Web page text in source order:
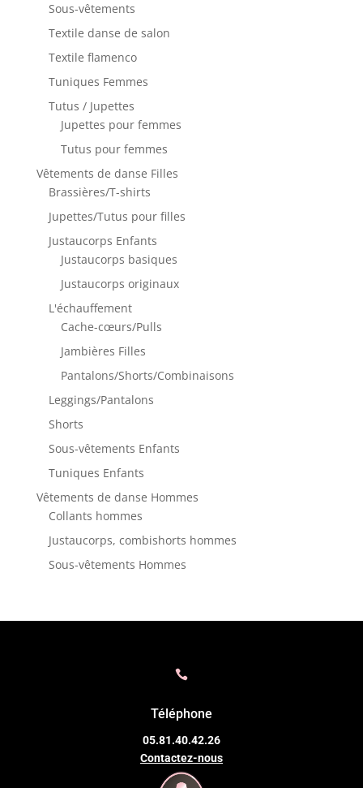
Sous-vêtements
Textile danse de salon
Textile flamenco
Tuniques Femmes
Tutus / Jupettes
Jupettes pour femmes
Tutus pour femmes
Vêtements de danse Filles
Brassières/T-shirts
Jupettes/Tutus pour filles
Justaucorps Enfants
Justaucorps basiques
Justaucorps originaux
L'échauffement
Cache-cœurs/Pulls
Jambières Filles
Pantalons/Shorts/Combinaisons
Leggings/Pantalons
Shorts
Sous-vêtements Enfants
Tuniques Enfants
Vêtements de danse Hommes
Collants hommes
Justaucorps, combishorts hommes
Sous-vêtements Hommes

Téléphone
05.81.40.42.26
Contactez-nous